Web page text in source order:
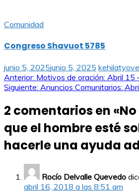
Comunidad
Congreso Shavuot 5785
junio 5, 2025junio 5, 2025
Navegación
entradas
Anterior: Motivos de oración: Abril 15
Siguiente: Anuncios Comunitarios:
2 comentarios en «
que el hombre esté
hacerle una ayuda
Rocío Delvalle Quevedo
abril 16, 2018 a las 8:51 am